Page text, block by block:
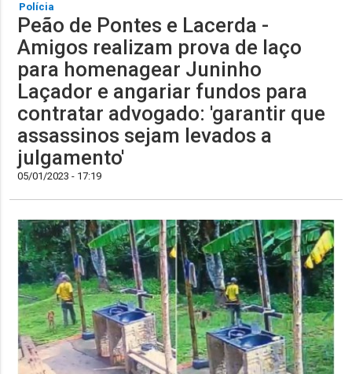
Polícia
Peão de Pontes e Lacerda -
Amigos realizam prova de laço
para homenagear Juninho
Laçador e angariar fundos para
contratar advogado: 'garantir que
assassinos sejam levados a
julgamento'
05/01/2023 - 17:19